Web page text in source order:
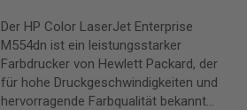
Der HP Color LaserJet Enterprise
M554dn ist ein leistungsstarker
Farbdrucker von Hewlett Packard, der
für hohe Druckgeschwindigkeiten und
hervorragende Farbqualität bekannt